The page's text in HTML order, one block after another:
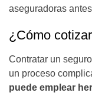
aseguradoras
¿Cómo
Contratar un
un proceso
puede emplear